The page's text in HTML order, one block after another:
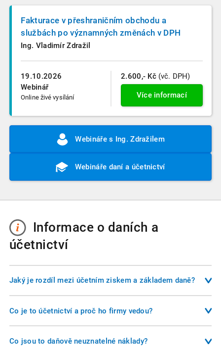
19.10.2026
Webinář
Online živé vysílání
Fakturace v přeshraničním obchodu a
službách po významných změnách v DPH
Ing. Vladimír Zdražil
2.600,- Kč (vč. DPH)
Více informací
Webináře s Ing. Zdražilem
Webináře daní a účetnictví
Informace o daních a
účetnictví
Jaký je rozdíl mezi účetním ziskem a základem daně?
Účetní zisk je rozdíl mezi výnosy a náklady podle účetních
pravidel. Základ daně je upravený účetní zisk o položky,
reprezentaci, pokuty nebo neuhrazené úroky mohou být
Co je to účetnictví a proč ho firmy vedou?
Účetnictví je systém evidence hospodářských operací, který
slouží nejen podnikateli, ale i státu, investorům a dalším
Co jsou to daňově neuznatelné náklady?